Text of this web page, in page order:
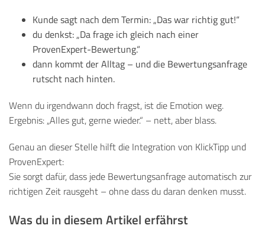
Kunde sagt nach dem Termin: „Das war richtig gut!“
du denkst: „Da frage ich gleich nach einer
ProvenExpert-Bewertung.“
dann kommt der Alltag – und die Bewertungsanfrage
rutscht nach hinten.
Wenn du irgendwann doch fragst, ist die Emotion weg.
Ergebnis: „Alles gut, gerne wieder.“ – nett, aber blass.
Genau an dieser Stelle hilft die Integration von KlickTipp und
ProvenExpert:
Sie sorgt dafür, dass jede Bewertungsanfrage automatisch zur
richtigen Zeit rausgeht – ohne dass du daran denken musst.
Was du in diesem Artikel erfährst